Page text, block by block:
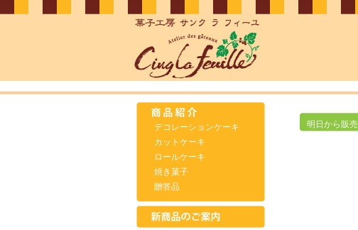
デコレーションケーキ
カットケーキ
ロールケーキ
焼き菓子
贈答品
明日から販